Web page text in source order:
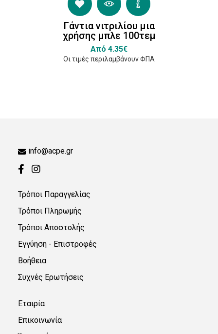
Γάντια νιτριλίου μια
χρήσης μπλε 100τεμ
Από 4.35€
Οι τιμές περιλαμβάνουν ΦΠΑ
info@acpe.gr
Τρόποι Παραγγελίας
Τρόποι Πληρωμής
Τρόποι Αποστολής
Εγγύηση - Επιστροφές
Βοήθεια
Συχνές Ερωτήσεις
Εταιρία
Επικοινωνία